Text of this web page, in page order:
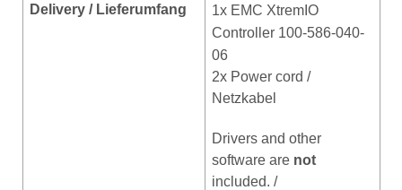
Delivery / Lieferumfang 1x EMC XtremIO
Controller 100-586-040-
06
2x Power cord /
Netzkabel
Drivers and other
software are not
included. /